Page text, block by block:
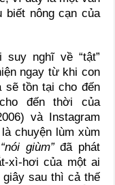
nông cạn của
nghĩ về “tật”
ngay từ khi con
sẽ tồn tại cho đến
đến thời của
và Instagram
chuyện lùm xùm
“nói giùm”đã phát
xì-hơi của một ai
sau thì cả thế